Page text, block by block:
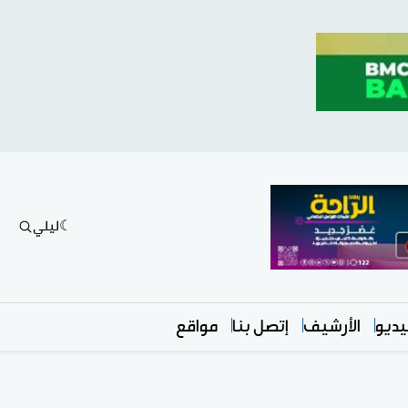
ليلي
الأرشيف إتصل بنا مواقع